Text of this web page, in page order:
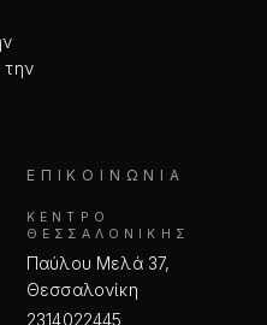
την
ΕΠΙΚΟΙΝΩΝΊΑ
ΚΈΝΤΡΟ
ΘΕΣΣΑΛΟΝΊΚΗΣ
Παύλου Μελά 37,
Θεσσαλονίκη
2314022445